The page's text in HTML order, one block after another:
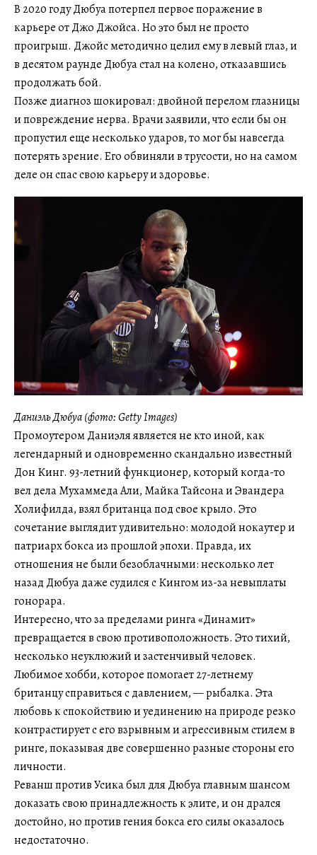
В 2020 году Дюбуа потерпел первое поражение в
карьере от Джо Джойса. Но это был не просто
проигрыш. Джойс методично целил ему в левый глаз, и
в десятом раунде Дюбуа стал на колено, отказавшись
продолжать бой.
Позже диагноз шокировал: двойной перелом глазницы
и повреждение нерва. Врачи заявили, что если бы он
пропустил еще несколько ударов, то мог бы навсегда
потерять зрение. Его обвиняли в трусости, но на самом
деле он спас свою карьеру и здоровье.
Даниэль Дюбуа (фото: Getty Images)
Промоутером Даниэля является не кто иной, как
легендарный и одновременно скандально известный
Дон Кинг. 93-летний функционер, который когда-то
вел дела Мухаммеда Али, Майка Тайсона и Эвандера
Холифилда, взял британца под свое крыло. Это
сочетание выглядит удивительно: молодой нокаутер и
патриарх бокса из прошлой эпохи. Правда, их
отношения не были безоблачными: несколько лет
назад Дюбуа даже судился с Кингом из-за невыплаты
гонорара.
Интересно, что за пределами ринга «Динамит»
превращается в свою противоположность. Это тихий,
несколько неуклюжий и застенчивый человек.
Любимое хобби, которое помогает 27-летнему
британцу справиться с давлением, — рыбалка. Эта
любовь к спокойствию и уединению на природе резко
контрастирует с его взрывным и агрессивным стилем в
ринге, показывая две совершенно разные стороны его
личности.
Реванш против Усика был для Дюбуа главным шансом
доказать свою принадлежность к элите, и он дрался
достойно, но против гения бокса его силы оказалось
недостаточно.